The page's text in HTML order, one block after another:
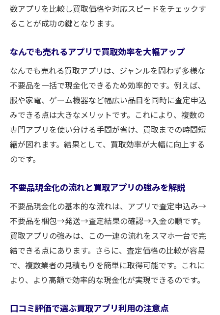
手間なく売るなら買取アプリの選び方が重要
手間なく売るための買取アプリ選定ポイン
口コミで比較するおすすめ買取アプリの特
徴
買取アプリで失敗しないための選び方ガイ
ド
利用者の声で分かる買取アプリの利便性
先払い対応の買取アプリを選ぶメリット
自分に合った買取アプリを見極めるコツ
服やゲームも簡単に買取現金化できる理由
買取アプリで人気ジャンルを効率よく売却
箱に詰めて送るだけのアプリ活用術を紹介
ゲームや服の高価買取を狙うアプリの選び
方
買取アプリで幅広いジャンルを現金化する
方法
数アプリを比較し買取価格や対応スピードをチェックす
ることが成功の鍵となります。
なんでも売れるアプリで買取効率を大幅アップ
なんでも売れる買取アプリは、ジャンルを問わず多様な
不要品を一括で現金化できるため効率的です。例えば、
服や家電、ゲーム機器など幅広い品目を同時に査定申込
みできる点は大きなメリットです。これにより、複数の
専門アプリを使い分ける手間が省け、買取までの時間短
縮が図れます。結果として、買取効率が大幅に向上する
のです。
不要品現金化の流れと買取アプリの強みを解説
不要品現金化の基本的な流れは、アプリで査定申込み→
不要品を梱包→発送→査定結果の確認→入金の順です。
買取アプリの強みは、この一連の流れをスマホ一台で完
結できる点にあります。さらに、査定価格の比較が容易
で、複数業者の見積もりを簡単に取得可能です。これに
より、より高額で効率的な現金化が実現できるのです。
口コミ評価で選ぶ買取アプリ利用の注意点